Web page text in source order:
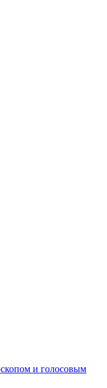
и голосовым